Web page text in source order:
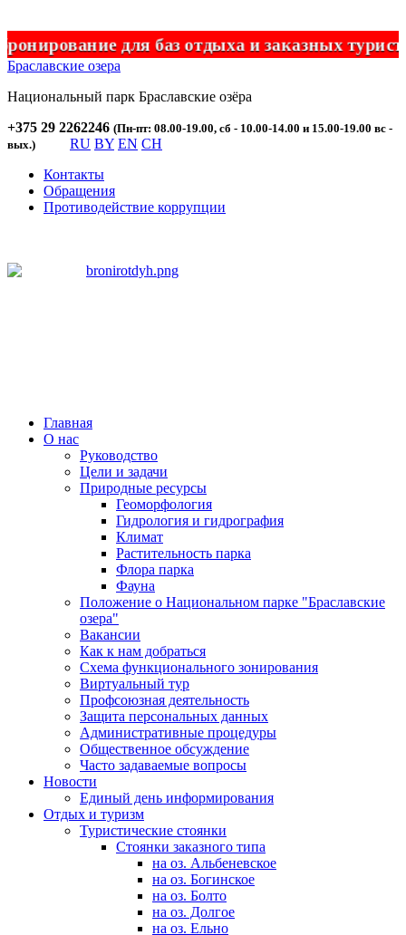
для баз отдыха и заказных
Браславские озера
Национальный парк Браславские озёра
+375 29 2262246 (Пн-пт: 08.00-19.00, сб - 10.00-14.00 и 15.00-19.00 вс -
вых.)
RU BY EN CH
Контакты
Обращения
Противодействие коррупции
Главная
О нас
Руководство
Цели и задачи
Природные ресурсы
Геоморфология
Гидрология и гидрография
Климат
Растительность парка
Флора парка
Фауна
Положение о Национальном парке "Браславские
озера"
Вакансии
Как к нам добраться
Схема функционального зонирования
Виртуальный тур
Профсоюзная деятельность
Защита персональных данных
Административные процедуры
Общественное обсуждение
Часто задаваемые вопросы
Новости
Единый день информирования
Отдых и туризм
Туристические стоянки
Стоянки заказного типа
на оз. Альбеневское
на оз. Богинское
на оз. Болто
на оз. Долгое
на оз. Ельно